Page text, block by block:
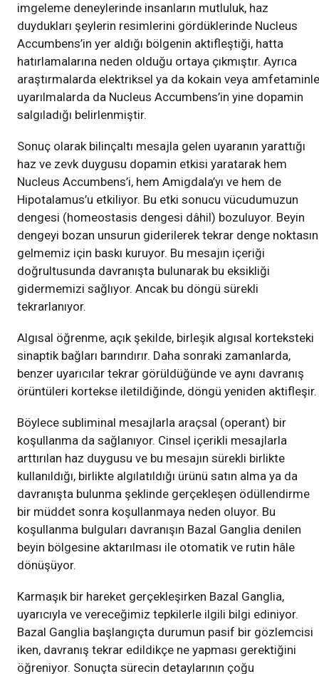
imgeleme deneylerinde insanların mutluluk, haz
duydukları şeylerin resimlerini gördüklerinde Nucleus
Accumbens’in yer aldığı bölgenin aktifleştiği, hatta
hatırlamalarına neden olduğu ortaya çıkmıştır. Ayrıca
araştırmalarda elektriksel ya da kokain veya amfetaminle
uyarılmalarda da Nucleus Accumbens’in yine dopamin
salgıladığı belirlenmiştir.
Sonuç olarak bilinçaltı mesajla gelen uyaranın yarattığı
haz ve zevk duygusu dopamin etkisi yaratarak hem
Nucleus Accumbens’i, hem Amigdala’yı ve hem de
Hipotalamus’u etkiliyor. Bu etki sonucu vücudumuzun
dengesi (homeostasis dengesi dâhil) bozuluyor. Beyin
dengeyi bozan unsurun giderilerek tekrar denge
gelmemiz için baskı kuruyor. Bu mesajın içeriği
doğrultusunda davranışta bulunarak bu eksikliği
gidermemizi sağlıyor. Ancak bu döngü sürekli
tekrarlanıyor.
Algısal öğrenme, açık şekilde, birleşik algısal korteksteki
sinaptik bağları barındırır. Daha sonraki zamanlarda,
benzer uyarıcılar tekrar görüldüğünde ve aynı davranış
örüntüleri kortekse iletildiğinde, döngü yeniden aktifleşir.
Böylece subliminal mesajlarla araçsal (operant) bir
koşullanma da sağlanıyor. Cinsel içerikli mesajlarla
arttırılan haz duygusu ve bu mesajın sürekli birlikte
kullanıldığı, birlikte algılatıldığı ürünü satın alma ya da
davranışta bulunma şeklinde gerçekleşen ödüllendirme
bir müddet sonra koşullanmaya neden oluyor. Bu
koşullanma bulguları davranışın Bazal Ganglia denilen
beyin bölgesine aktarılması ile otomatik ve rutin hâle
dönüşüyor.
Karmaşık bir hareket gerçekleşirken Bazal Ganglia,
uyarıcıyla ve vereceğimiz tepkilerle ilgili bilgi ediniyor.
Bazal Ganglia başlangıçta durumun pasif bir gözlemcisi
iken, davranış tekrar edildikçe ne yapması gerektiğini
öğreniyor. Sonuçta sürecin detaylarının çoğu